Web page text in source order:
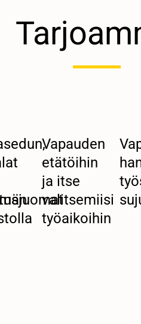
Vapauden
etätöihin
ja itse
valitsemiisi
työaikoihin